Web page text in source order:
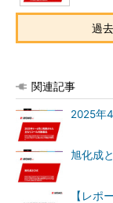
過
関連記事
2025年
旭化成
【レポ